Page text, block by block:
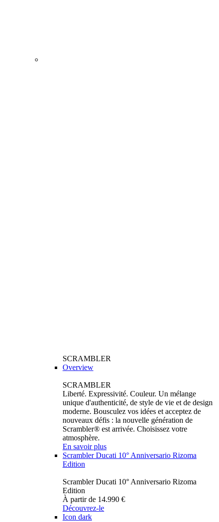
SCRAMBLER
Overview
SCRAMBLER
Liberté. Expressivité. Couleur. Un mélange
unique d'authenticité, de style de vie et de design
moderne. Bousculez vos idées et acceptez de
nouveaux défis : la nouvelle génération de
Scrambler® est arrivée. Choisissez votre
atmosphère.
En savoir plus
Scrambler Ducati 10° Anniversario Rizoma
Edition
Scrambler Ducati 10° Anniversario Rizoma
Edition
À partir de 14.990 €
Découvrez-le
Icon dark